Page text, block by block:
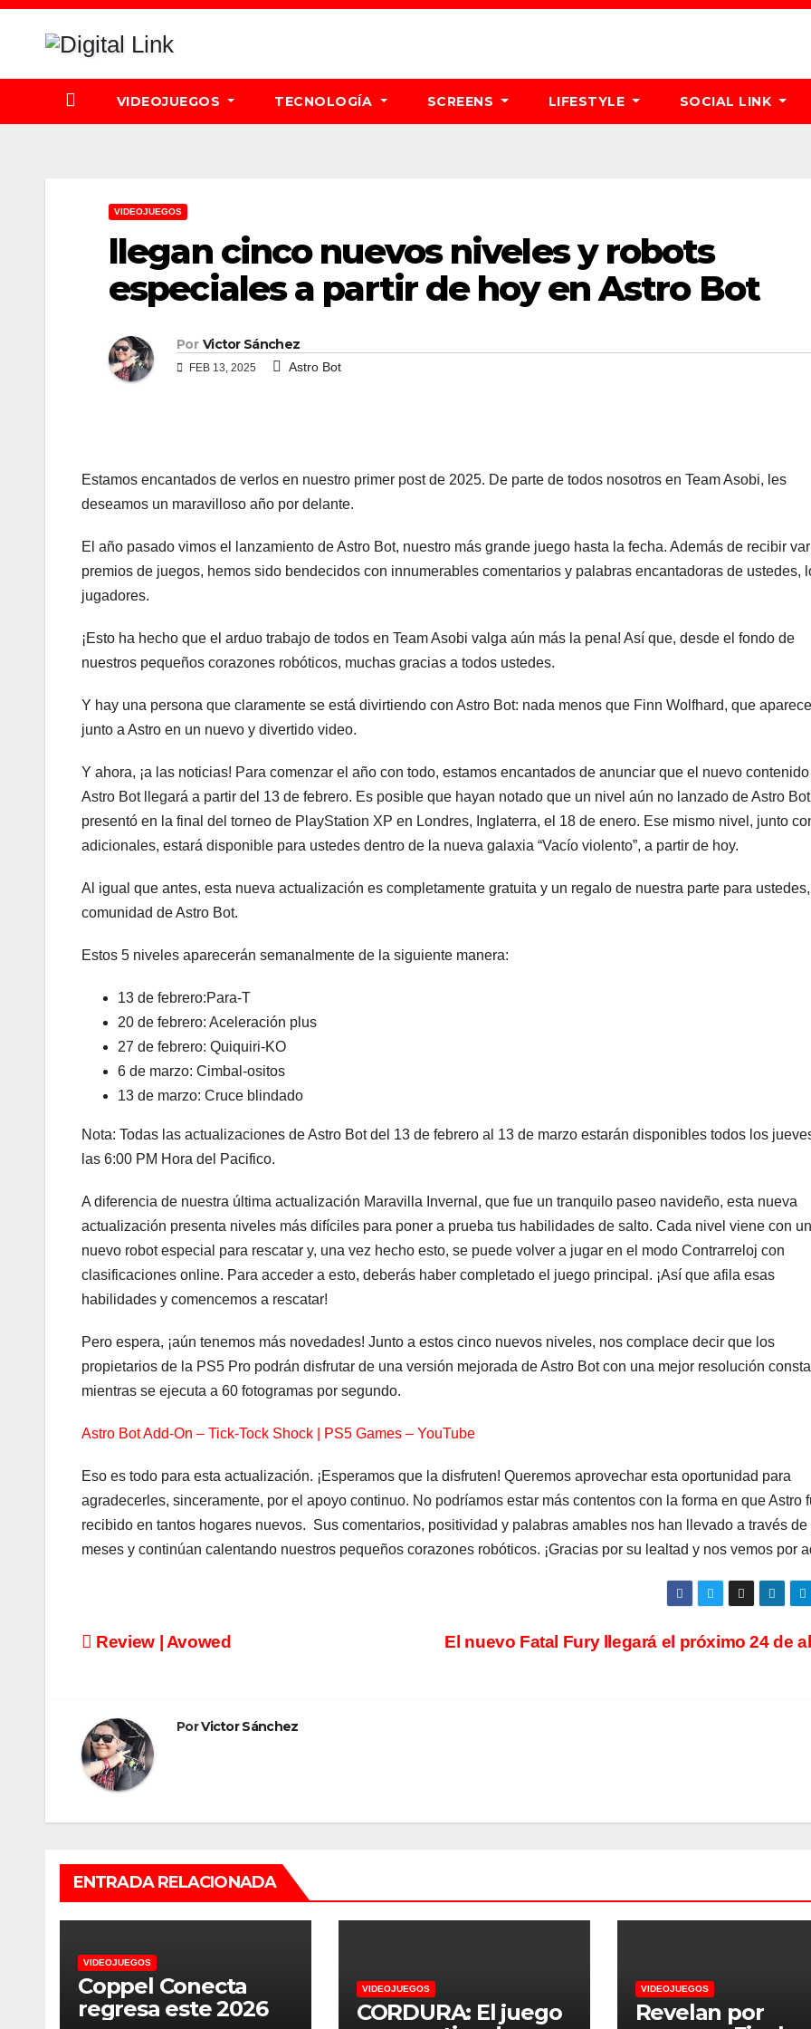
Saltar
VIDEOJUEGOS TECNOLOGÍA SCREENS LIFESTYLE SOCIAL LINK
VIDEOJUEGOS
llegan cinco nuevos niveles y robots
especiales a partir de hoy en Astro Bot
Por Victor Sánchez
FEB 13, 2025 Astro Bot
Estamos encantados de verlos en nuestro primer post de 2025. De parte de todos nosotros en Team Asobi, les
deseamos un maravilloso año por delante.
El año pasado vimos el lanzamiento de Astro Bot, nuestro más grande juego hasta la fecha. Además de recibir
premios de juegos, hemos sido bendecidos con innumerables comentarios y palabras encantadoras de ustedes,
jugadores.
¡Esto ha hecho que el arduo trabajo de todos en Team Asobi valga aún más la pena! Así que, desde el fondo de
nuestros pequeños corazones robóticos, muchas gracias a todos ustedes.
Y hay una persona que claramente se está divirtiendo con Astro Bot: nada menos que Finn Wolfhard, que aparece
junto a Astro en un nuevo y divertido video.
Y ahora, ¡a las noticias! Para comenzar el año con todo, estamos encantados de anunciar que el nuevo
Astro Bot llegará a partir del 13 de febrero. Es posible que hayan notado que un nivel aún no lanzado de Astro
presentó en la final del torneo de PlayStation XP en Londres, Inglaterra, el 18 de enero. Ese mismo nivel, junto
adicionales, estará disponible para ustedes dentro de la nueva galaxia “Vacío violento”, a partir de hoy.
Al igual que antes, esta nueva actualización es completamente gratuita y un regalo de nuestra parte para
comunidad de Astro Bot.
Estos 5 niveles aparecerán semanalmente de la siguiente manera:
13 de febrero:Para-T
20 de febrero: Aceleración plus
27 de febrero: Quiquiri-KO
6 de marzo: Cimbal-ositos
13 de marzo: Cruce blindado
Nota: Todas las actualizaciones de Astro Bot del 13 de febrero al 13 de marzo estarán disponibles todos los
las 6:00 PM Hora del Pacifico.
A diferencia de nuestra última actualización Maravilla Invernal, que fue un tranquilo paseo navideño, esta nueva
actualización presenta niveles más difíciles para poner a prueba tus habilidades de salto. Cada nivel viene con un
nuevo robot especial para rescatar y, una vez hecho esto, se puede volver a jugar en el modo Contrarreloj con
clasificaciones online. Para acceder a esto, deberás haber completado el juego principal. ¡Así que afila esas
habilidades y comencemos a rescatar!
Pero espera, ¡aún tenemos más novedades! Junto a estos cinco nuevos niveles, nos complace decir que los
propietarios de la PS5 Pro podrán disfrutar de una versión mejorada de Astro Bot con una mejor resolución
mientras se ejecuta a 60 fotogramas por segundo.
Astro Bot Add-On – Tick-Tock Shock | PS5 Games – YouTube
Eso es todo para esta actualización. ¡Esperamos que la disfruten! Queremos aprovechar esta oportunidad para
agradecerles, sinceramente, por el apoyo continuo. No podríamos estar más contentos con la forma en que Astro
recibido en tantos hogares nuevos. Sus comentarios, positividad y palabras amables nos han llevado a través de
meses y continúan calentando nuestros pequeños corazones robóticos. ¡Gracias por su lealtad y nos vemos por
Navegación
entradas
El nuevo Fatal Fury llegará el próximo 24 de
Review | Avowed
PorVictor Sánchez
ENTRADA RELACIONADA
VIDEOJUEGOS
Coppel Conecta
regresa este 2026
VIDEOJUEGOS
CORDURA: El juego
VIDEOJUEGOS
Revelan por